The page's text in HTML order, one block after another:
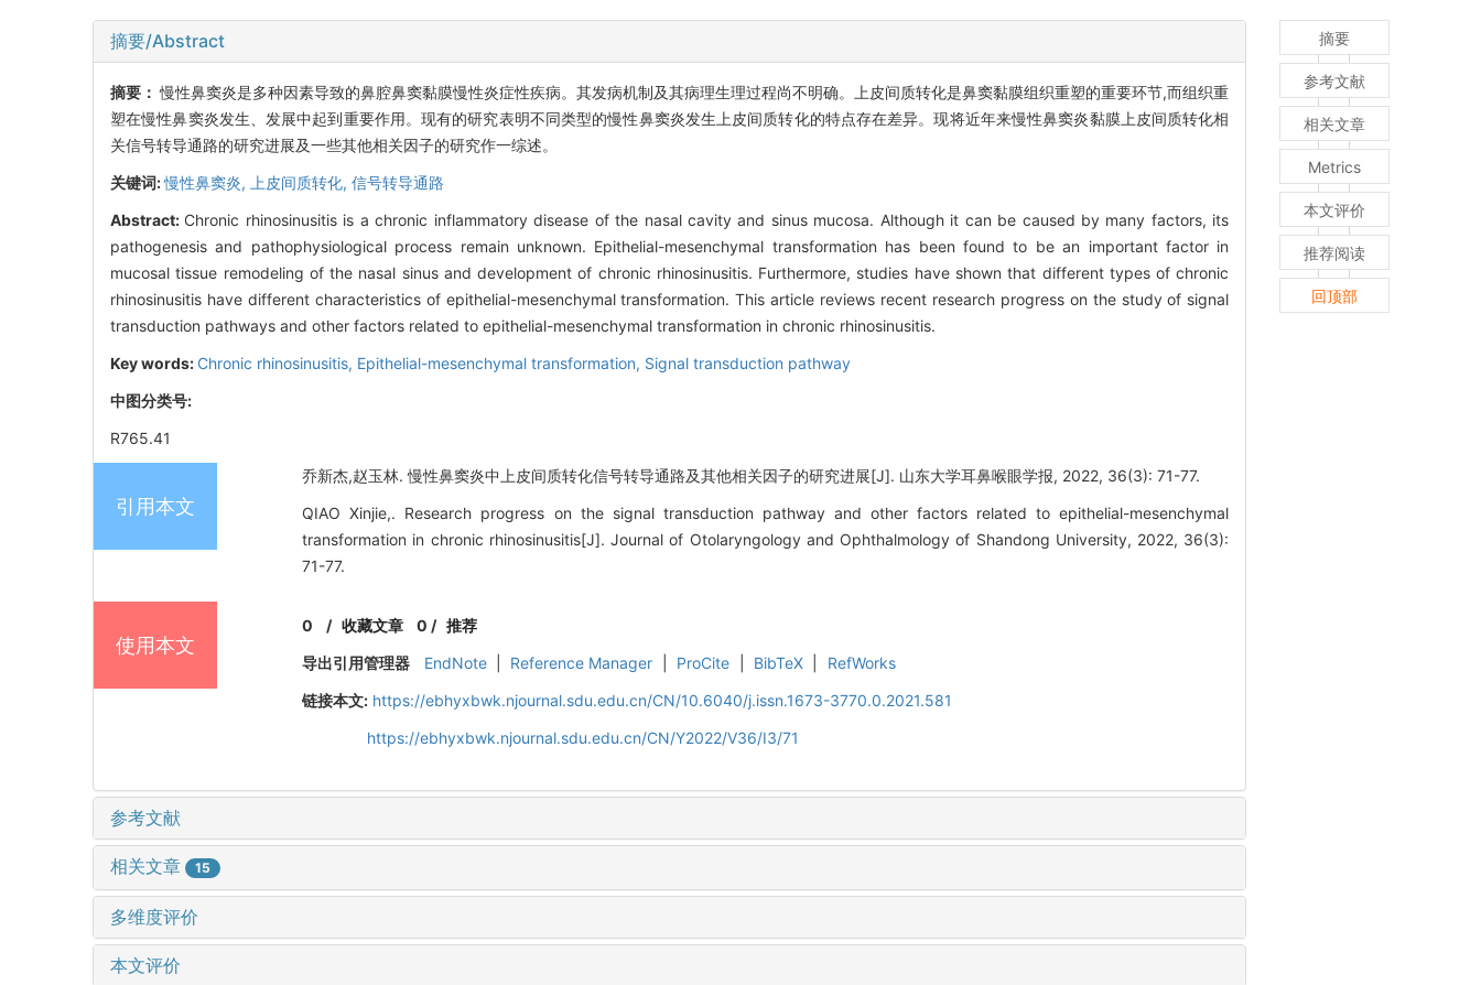
摘要/Abstract
摘要：慢性鼻窦炎是多种因素导致的鼻腔鼻窦黏膜慢性炎症性疾病。其发病机制及其病理生理过程尚不明确。上皮间质转化是鼻窦黏膜组织重塑的重要环节,而组织重
塑在慢性鼻窦炎发生、发展中起到重要作用。现有的研究表明不同类型的慢性鼻窦炎发生上皮间质转化的特点存在差异。现将近年来慢性鼻窦炎黏膜上皮间质转化相
关信号转导通路的研究进展及一些其他相关因子的研究作一综述。
关键词:慢性鼻窦炎, 上皮间质转化, 信号转导通路
Abstract: Chronic rhinosinusitis is a chronic inflammatory disease of the nasal cavity and sinus mucosa. Although it can be caused by many factors, its
pathogenesis and pathophysiological process remain unknown. Epithelial-mesenchymal transformation has been found to be an important factor in
mucosal tissue remodeling of the nasal sinus and development of chronic rhinosinusitis. Furthermore, studies have shown that different types of chronic
rhinosinusitis have different characteristics of epithelial-mesenchymal transformation. This article reviews recent research progress on the study of signal
transduction pathways and other factors related to epithelial-mesenchymal transformation in chronic rhinosinusitis.
Key words: Chronic rhinosinusitis, Epithelial-mesenchymal transformation, Signal transduction pathway
中图分类号:
R765.41
引用本文
乔新杰,赵玉林. 慢性鼻窦炎中上皮间质转化信号转导通路及其他相关因子的研究进展[J]. 山东大学耳鼻喉眼学报, 2022, 36(3): 71-77.
QIAO Xinjie,. Research progress on the signal transduction pathway and other factors related to epithelial-mesenchymal
transformation in chronic rhinosinusitis[J]. Journal of Otolaryngology and Ophthalmology of Shandong University, 2022, 36(3):
71-77.
使用本文
0 /收藏文章 0 / 推荐
导出引用管理器
EndNote Reference Manager ProCite BibTeX
RefWorks
链接本文: https://ebhyxbwk.njournal.sdu.edu.cn/CN/10.6040/j.issn.1673-3770.0.2021.581
https://ebhyxbwk.njournal.sdu.edu.cn/CN/Y2022/V36/I3/71
参考文献
相关文章 15
多维度评价
本文评价
摘要
参考文献
相关文章
Metrics
本文评价
推荐阅读
回顶部